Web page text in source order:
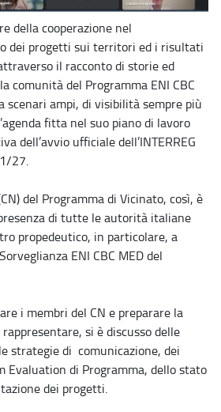
della cooperazione nel
dei progetti sui territori ed i risultati
il racconto di storie ed
comunità del Programma ENI CBC
scenari ampi, di visibilità sempre più
fitta nel suo piano di lavoro
dell’avvio ufficiale dell’INTERREG
27.
del Programma di Vicinato, così, è
di tutte le autorità italiane
propedeutico, in particolare, a
ENI CBC MED del
i membri del CN e preparare la
si è discusso delle
strategie di comunicazione, dei
Evaluation di Programma, dello stato
dei progetti.